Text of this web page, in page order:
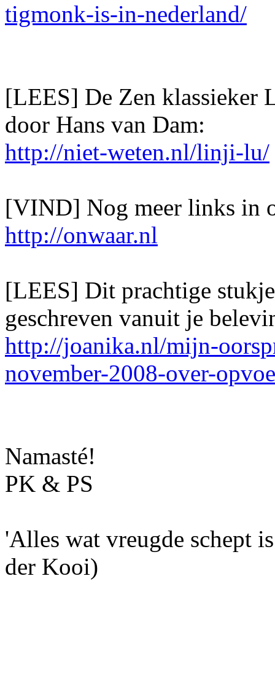
tigmonk-is-in-nederland/
[LEES] De Zen klassieker
door Hans van Dam:
http://niet-weten.nl/linji-lu/
[VIND] Nog meer links in
http://onwaar.nl
[LEES] Dit prachtige
geschreven vanuit je
http://joanika.nl/mijn-
november-2008-over-
Namasté!
PK & PS
'Alles wat vreugde schept
der Kooi)